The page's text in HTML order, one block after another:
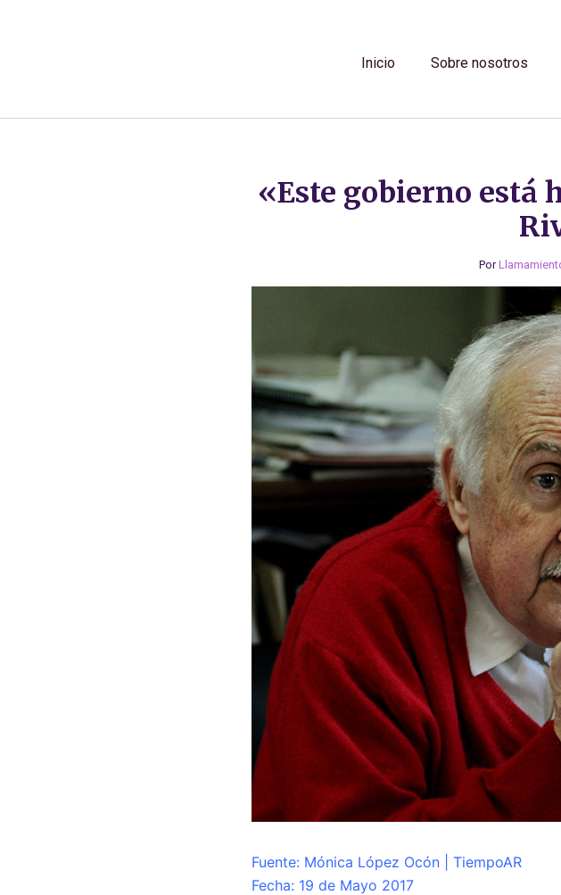
Inicio Sobre nosotros
«Este gobierno está
Por
Fuente: Mónica López Ocón | TiempoAR
Fecha: 19 de Mayo 2017